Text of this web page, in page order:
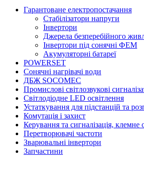
Гарантоване електропостачання
Стабілізатори напруги
Інвертори
Джерела безперебійного
Інвертори під сонячні ФЕМ
Акумуляторні батареї
POWERSET
Сонячні нагрівачі води
ДБЖ SOCOMEC
Промислові світлозвукові
Світлодіодне LED освітлення
Устаткування для підстанцій та
Комутація і захист
Керування та сигналізація, клемне
Перетворювачі частоти
Зварювальні інвертори
Запчастини